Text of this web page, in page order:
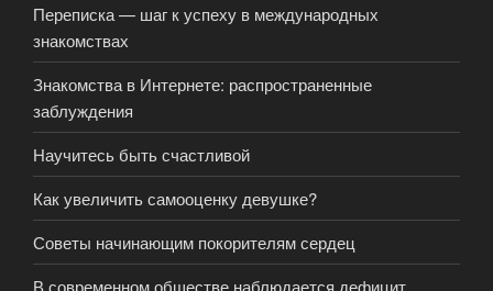
Переписка — шаг к успеху в международных
знакомствах
Знакомства в Интернете: распространенные
заблуждения
Научитесь быть счастливой
Как увеличить самооценку девушке?
Советы начинающим покорителям сердец
В современном обществе наблюдается дефицит